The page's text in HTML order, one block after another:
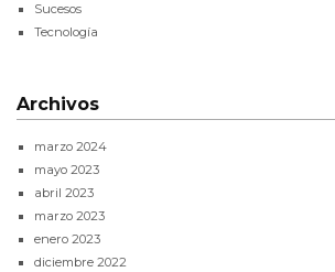
Sucesos
Tecnología
Archivos
marzo 2024
mayo 2023
abril 2023
marzo 2023
enero 2023
diciembre 2022